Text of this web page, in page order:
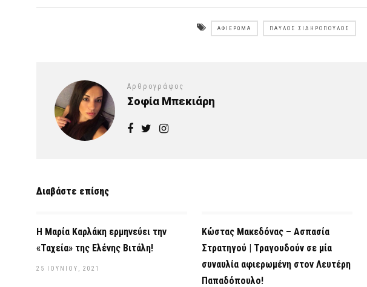
ΑΦΙΈΡΩΜΑ ΠΑΎΛΟΣ ΣΙΔΗΡΌΠΟΥΛΟΣ
Αρθρογράφος
Σοφία Μπεκιάρη
Διαβάστε επίσης
Η Μαρία Καρλάκη ερμηνεύει την
«Ταχεία» της Ελένης Βιτάλη!
25 ΙΟΥΝΊΟΥ, 2021
Κώστας Μακεδόνας – Ασπασία
Στρατηγού | Τραγουδούν σε μία
συναυλία αφιερωμένη στον Λευτέρη
Παπαδόπουλο!